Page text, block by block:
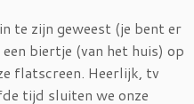
te zijn geweest (je bent er
biertje (van het huis) op
flatscreen. Heerlijk, tv
tijd sluiten we onze